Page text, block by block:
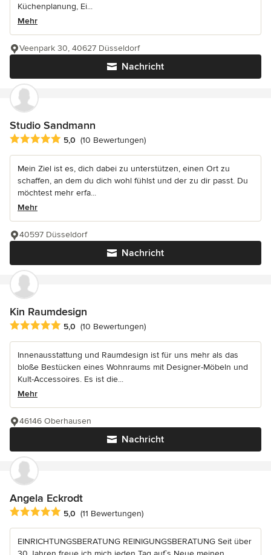
Küchenplanung, Ei...
Mehr
Nachricht
Veenpark 30, 40627 Düsseldorf
Studio Sandmann
Durchschnittliche Bewertung: 5 von 5 Sternen
5,0 (10 Bewertungen)
Mein Ziel ist es, dich dabei zu unterstützen, einen Ort zu
schaffen, an dem du dich wohl fühlst und der zu dir passt. Du
möchtest mehr erfa...
Mehr
Nachricht
40597 Düsseldorf
Kin Raumdesign
Durchschnittliche Bewertung: 5 von 5 Sternen
5,0 (10 Bewertungen)
Innenausstattung und Raumdesign ist für uns mehr als das
bloße Bestücken eines Wohnraums mit Designer-Möbeln und
Kult-Accessoires. Es ist die...
Mehr
Nachricht
46146 Oberhausen
Angela Eckrodt
Durchschnittliche Bewertung: 5 von 5 Sternen
5,0 (11 Bewertungen)
EINRICHTUNGSBERATUNG REINIGUNGSBERATUNG Seit über